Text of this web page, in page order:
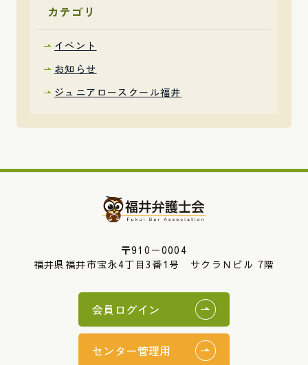
カテゴリ
イベント
お知らせ
ジュニアロースクール福井
〒910－0004
福井県福井市宝永4丁目3番1号 サクラＮビル 7階
会員ログイン
センター管理用